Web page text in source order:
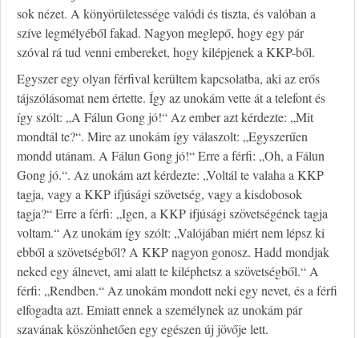
sok nézet. A könyörületessége valódi és tiszta, és valóban a
szíve legmélyéből fakad. Nagyon meglepő, hogy egy pár
szóval rá tud venni embereket, hogy kilépjenek a KKP-ből.
Egyszer egy olyan férfival kerültem kapcsolatba, aki az erős
tájszólásomat nem értette. Így az unokám vette át a telefont és
így szólt: „A Fálun Gong jó!“ Az ember azt kérdezte: „Mit
mondtál te?“. Mire az unokám így válaszolt: „Egyszerűen
mondd utánam. A Fálun Gong jó!“ Erre a férfi: „Oh, a Fálun
Gong jó.“. Az unokám azt kérdezte: „Voltál te valaha a KKP
tagja, vagy a KKP ifjúsági szövetség, vagy a kisdobosok
tagja?“ Erre a férfi: „Igen, a KKP ifjúsági szövetségének tagja
voltam.“ Az unokám így szólt: „Valójában miért nem lépsz ki
ebből a szövetségből? A KKP nagyon gonosz. Hadd mondjak
neked egy álnevet, ami alatt te kiléphetsz a szövetségből.“ A
férfi: „Rendben.“ Az unokám mondott neki egy nevet, és a férfi
elfogadta azt. Emiatt ennek a személynek az unokám pár
szavának köszönhetően egy egészen új jövője lett.